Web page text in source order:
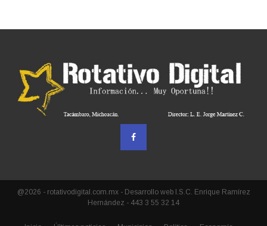
@2026 - rotativodigital.com.mx - Desarrollo web I.S.C. Enrique Ramírez
Hernández - 443 3 55 32 14